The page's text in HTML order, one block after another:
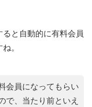
と自動的に有料会員
。
会員になってもらい
で、当たり前といえ